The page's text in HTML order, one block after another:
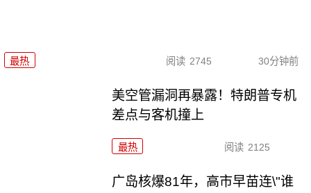
最热 阅读 2745 30分钟前
美空管漏洞再暴露！特朗普专机
差点与客机撞上
最热 阅读 2125
广岛核爆81年，高市早苗连\"谁